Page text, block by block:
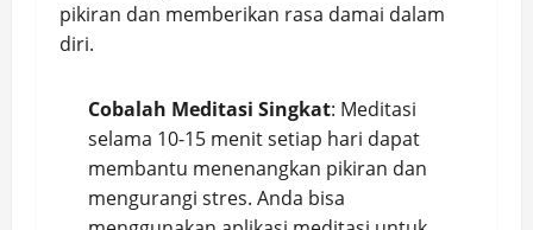
pikiran dan memberikan rasa damai dalam
diri.
Cobalah Meditasi Singkat: Meditasi
selama 10-15 menit setiap hari dapat
membantu menenangkan pikiran dan
mengurangi stres. Anda bisa